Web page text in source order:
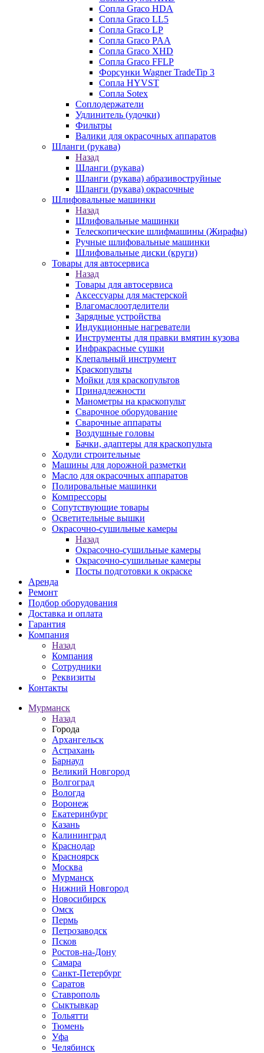
Сопла Graco HDA
Сопла Graco LL5
Сопла Graco LP
Сопла Graco PAA
Сопла Graco XHD
Сопла Graco FFLP
Форсунки Wagner TradeTip 3
Сопла HYVST
Сопла Sotex
Соплодержатели
Удлинитель (удочки)
Фильтры
Валики для окрасочных аппаратов
Шланги (рукава)
Назад
Шланги (рукава)
Шланги (рукава) абразивоструйные
Шланги (рукава) окрасочные
Шлифовальные машинки
Назад
Шлифовальные машинки
Телескопические шлифмашины (Жирафы)
Ручные шлифовальные машинки
Шлифовальные диски (круги)
Товары для автосервиса
Назад
Товары для автосервиса
Аксессуары для мастерской
Влагомаслоотделители
Зарядные устройства
Индукционные нагреватели
Инструменты для правки вмятин кузова
Инфракрасные сушки
Клепальный инструмент
Краскопульты
Мойки для краскопультов
Принадлежности
Манометры на краскопульт
Сварочное оборудование
Сварочные аппараты
Воздушные головы
Бачки, адаптеры для краскопульта
Ходули строительные
Машины для дорожной разметки
Масло для окрасочных аппаратов
Полировальные машинки
Компрессоры
Сопутствующие товары
Осветительные вышки
Окрасочно-сушильные камеры
Назад
Окрасочно-сушильные камеры
Окрасочно-сушильные камеры
Посты подготовки к окраске
Аренда
Ремонт
Подбор оборудования
Доставка и оплата
Гарантия
Компания
Назад
Компания
Сотрудники
Реквизиты
Контакты
Мурманск
Назад
Города
Архангельск
Астрахань
Барнаул
Великий Новгород
Волгоград
Вологда
Воронеж
Екатеринбург
Казань
Калининград
Краснодар
Красноярск
Москва
Мурманск
Нижний Новгород
Новосибирск
Омск
Пермь
Петрозаводск
Псков
Ростов-на-Дону
Самара
Санкт-Петербург
Саратов
Ставрополь
Сыктывкар
Тольятти
Тюмень
Уфа
Челябинск